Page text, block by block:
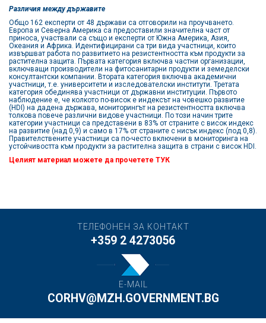
Различия между държавите
Общо 162 експерти от 48 държави са отговорили на проучването.
Европа и Северна Америка са предоставили значителна част от
приноса, участвали са също и експерти от Южна Америка, Азия,
Океания и Африка. Идентифицирани са три вида участници, които
извършват работа по развитието на резистентността към продукти за
растителна защита. Първата категория включва частни организации,
включващи производители на фитосанитарни продукти и земеделски
консултантски компании. Втората категория включва академични
участници, т.е. университети и изследователски институти. Третата
категория обединява участници от държавни институции. Първото
наблюдение е, че колкото по-висок е индексът на човешко развитие
(HDI) на дадена държава, мониторингът на резистентността включва
толкова повече различни видове участници. По този начин трите
категории участници са представени в 83% от страните с висок индекс
на развитие (над 0,9) и само в 17% от страните с нисък индекс (под 0,8).
Правителствените участници са по-често включени в мониторинга на
устойчивостта към продукти за растителна защита в страни с висок HDI.
Целият материал можете да прочетете ТУК
ТЕЛЕФОНЕН ЗА КОНТАКТ
+359 2 4273056
E-MAIL
CORHV@MZH.GOVERNMENT.BG